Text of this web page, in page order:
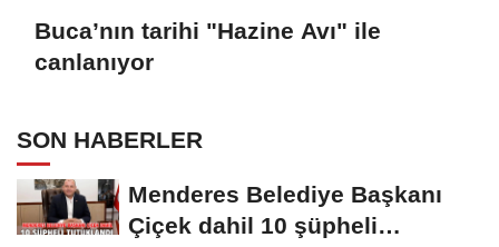
Buca’nın tarihi "Hazine Avı" ile
canlanıyor
SON HABERLER
Menderes Belediye Başkanı
Çiçek dahil 10 şüpheli